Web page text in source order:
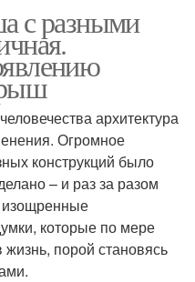
с разными
архитектура
Огромное
конструкций было
– и раз за разом
изощренные
которые по мере
порой становясь